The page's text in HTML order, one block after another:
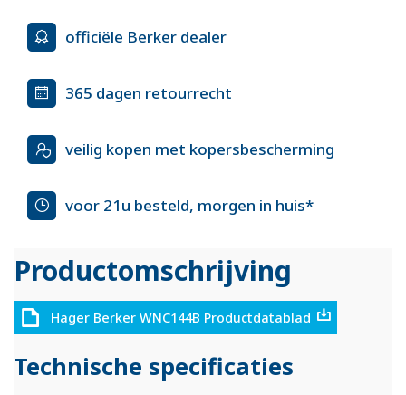
officiële Berker dealer
365 dagen retourrecht
veilig kopen met kopersbescherming
voor 21u besteld, morgen in huis*
Productomschrijving
Hager Berker WNC144B Productdatablad
Technische specificaties